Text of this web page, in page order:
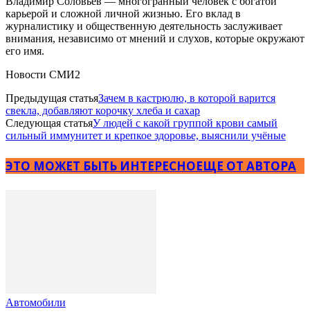
карьерой и сложной личной жизнью. Его вклад в
журналистику и общественную деятельность заслуживает
внимания, независимо от мнений и слухов, которые окружают
его имя.
Новости СМИ2
Предыдущая статьяЗачем в кастрюлю, в которой варится
свекла, добавляют корочку хлеба и сахар
Следующая статьяУ людей с какой группой крови самый
сильный иммунитет и крепкое здоровье, выяснили учёные
ЭТО МОЖЕТ БЫТЬ ИНТЕРЕСНОЕЩЕ ОТ АВТОРА
Автомобили